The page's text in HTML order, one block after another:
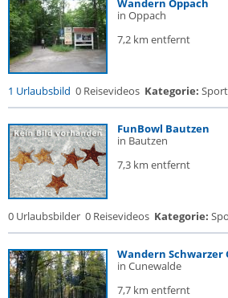
Wandern Oppach
in Oppach
7,2 km entfernt
1 Urlaubsbild 0 Reisevideos Kategorie:
FunBowl Bautzen
in Bautzen
7,3 km entfernt
0 Urlaubsbilder 0 Reisevideos Kategorie:
Wandern Schwarzer
in Cunewalde
7,7 km entfernt